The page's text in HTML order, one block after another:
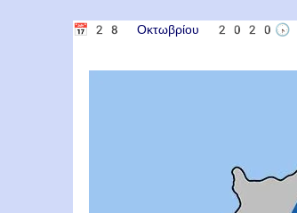
📅 28 Οκτωβρίου 2020 🕟